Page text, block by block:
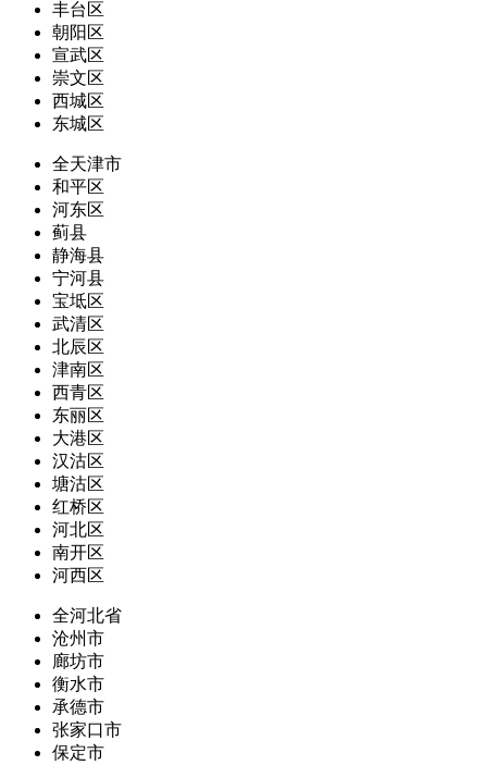
丰台区
朝阳区
宣武区
崇文区
西城区
东城区
全天津市
和平区
河东区
蓟县
静海县
宁河县
宝坻区
武清区
北辰区
津南区
西青区
东丽区
大港区
汉沽区
塘沽区
红桥区
河北区
南开区
河西区
全河北省
沧州市
廊坊市
衡水市
承德市
张家口市
保定市